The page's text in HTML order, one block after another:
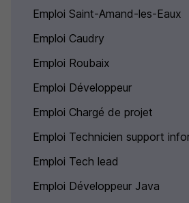
Emploi Saint-Amand-les-Eaux
Emploi Caudry
Emploi Roubaix
Emploi Développeur
Emploi Chargé de projet
Emploi Technicien support
Emploi Tech lead
Emploi Développeur Java